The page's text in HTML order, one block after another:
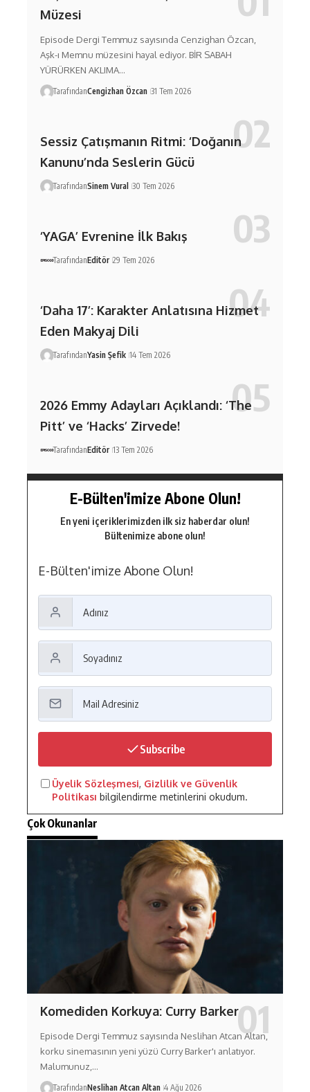
Müzesi
Episode Dergi Temmuz sayısında Cenzighan Özcan,
Aşk-ı Memnu müzesini hayal ediyor. BİR SABAH
YÜRÜRKEN AKLIMA…
TarafındanCengizhan Özcan 31 Tem 2026
Sessiz Çatışmanın Ritmi: ‘Doğanın
Kanunu’nda Seslerin Gücü
TarafındanSinem Vural 30 Tem 2026
‘YAGA’ Evrenine İlk Bakış
TarafındanEditör 29 Tem 2026
‘Daha 17’: Karakter Anlatısına Hizmet
Eden Makyaj Dili
TarafındanYasin Şefik 14 Tem 2026
2026 Emmy Adayları Açıklandı: ‘The
Pitt’ ve ‘Hacks’ Zirvede!
TarafındanEditör 13 Tem 2026
E-Bülten'imize Abone Olun!
En yeni içeriklerimizden ilk siz haberdar olun!
Bültenimize abone olun!
E-Bülten'imize Abone Olun!
Subscribe
Üyelik Sözleşmesi, Gizlilik ve Güvenlik
Politikası bilgilendirme metinlerini okudum.
Çok Okunanlar
Komediden Korkuya: Curry Barker
Episode Dergi Temmuz sayısında Neslihan Atcan Altan,
korku sinemasının yeni yüzü Curry Barker'ı anlatıyor.
Malumunuz,…
TarafındanNeslihan Atcan Altan 4 Ağu 2026